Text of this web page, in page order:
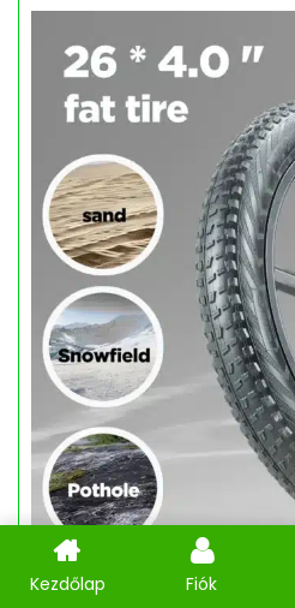
Kezdőlap Fiók